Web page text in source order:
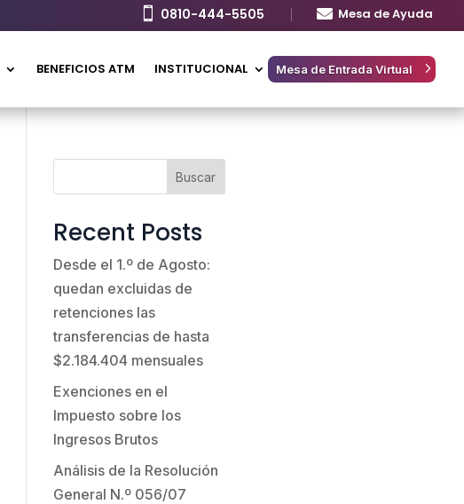
 0810-444-5505  Mesa de Ayuda
BENEFICIOS ATM INSTITUCIONAL Mesa de Entrada Virtual
Buscar
Recent Posts
Desde el 1.º de Agosto:
quedan excluidas de
retenciones las
transferencias de hasta
$2.184.404 mensuales
Exenciones en el
Impuesto sobre los
Ingresos Brutos
Análisis de la Resolución
General N.º 056/07